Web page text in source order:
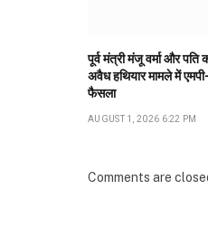
पूर्व मंत्री मंजू वर्मा और
अवैध हथियार मामले में
फैसला
AUGUST 1, 2026 6:22 PM
Comments are